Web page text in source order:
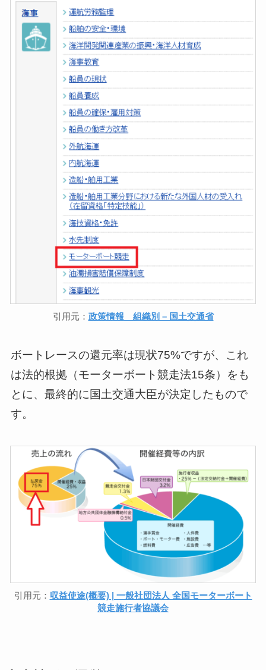
引用元： 政策情報 組織別 – 国土交通省
ボートレースの還元率は現状75%ですが、これ
は法的根拠（モーターボート競走法15条）をも
とに、最終的に国土交通大臣が決定したもので
す。
引用元： 収益使途(概要) | 一般社団法人 全国モーターボート
競走施行者協議会